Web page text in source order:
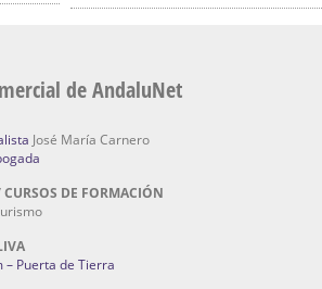
de AndaluNet
José María Carnero
DE FORMACIÓN
– Puerta de Tierra